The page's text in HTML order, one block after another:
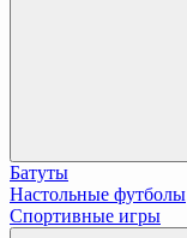
Батуты
Настольные футболы
Спортивные игры